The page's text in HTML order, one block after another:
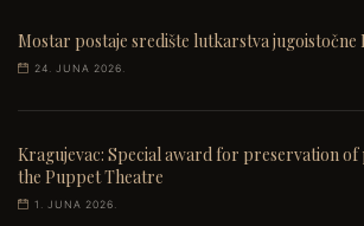
Mostar postaje središte lutkarstva jugoistočne
24. JUNA 2026.
Kragujevac: Special award for preservation
the Puppet Theatre
1. JUNA 2026.